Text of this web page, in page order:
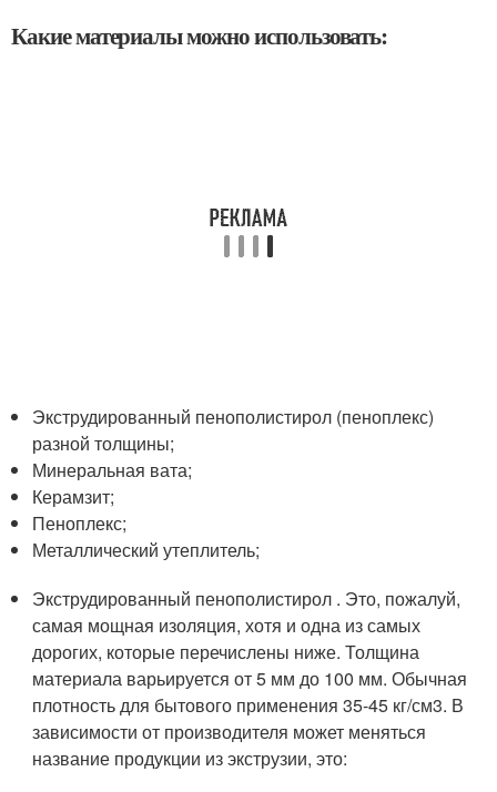
Какие материалы можно использовать:
Экструдированный пенополистирол (пеноплекс)
разной толщины;
Минеральная вата;
Керамзит;
Пеноплекс;
Металлический утеплитель;
Экструдированный пенополистирол . Это, пожалуй,
самая мощная изоляция, хотя и одна из самых
дорогих, которые перечислены ниже. Толщина
материала варьируется от 5 мм до 100 мм. Обычная
плотность для бытового применения 35-45 кг/см3. В
зависимости от производителя может меняться
название продукции из экструзии, это: